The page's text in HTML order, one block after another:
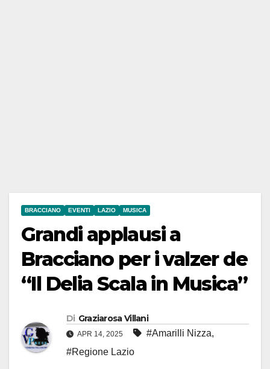
BRACCIANO EVENTI LAZIO MUSICA
Grandi applausi a
Bracciano per i valzer de
“Il Delia Scala in Musica”
Di Graziarosa Villani
APR 14, 2025 #Amarilli Nizza,
#Regione Lazio